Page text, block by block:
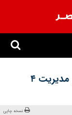
توسعه حمل‌ونقل عمومی، راهکار علمی مدیریت ۴
نسخه چاپی